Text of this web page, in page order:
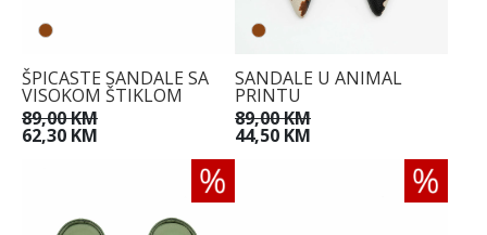
ŠPICASTE SANDALE SA
VISOKOM ŠTIKLOM
89,00 KM
62,30 KM
SANDALE U ANIMAL
PRINTU
89,00 KM
44,50 KM